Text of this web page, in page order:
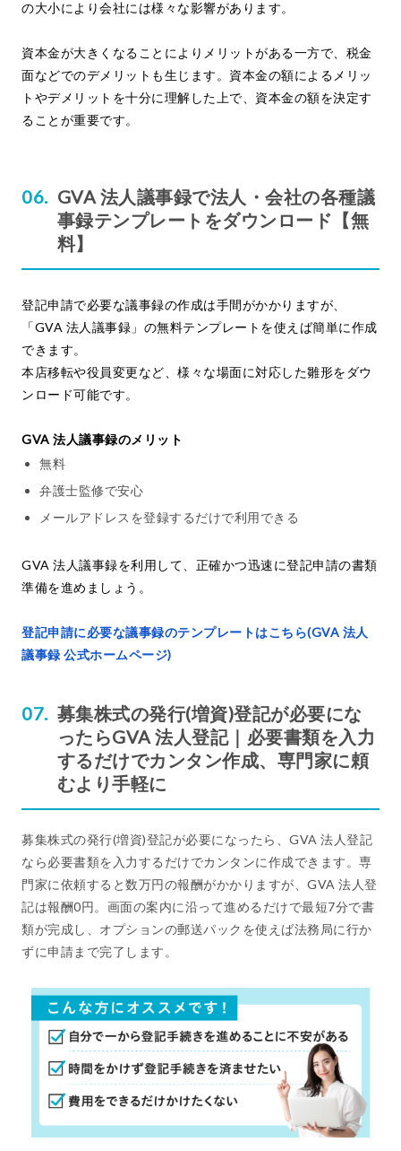
の大小により会社には様々な影響があります。
資本金が大きくなることによりメリットがある一方で、税金
面などでのデメリットも生じます。資本金の額によるメリッ
トやデメリットを十分に理解した上で、資本金の額を決定す
ることが重要です。
GVA 法人議事録で法人・会社の各種議
事録テンプレートをダウンロード【無
料】
登記申請で必要な議事録の作成は手間がかかりますが、
「GVA 法人議事録」の無料テンプレートを使えば簡単に作成
できます。
本店移転や役員変更など、様々な場面に対応した雛形をダウ
ンロード可能です。
GVA 法人議事録のメリット
無料
弁護士監修で安心
メールアドレスを登録するだけで利用できる
GVA 法人議事録を利用して、正確かつ迅速に登記申請の書類
準備を進めましょう。
登記申請に必要な議事録のテンプレートはこちら(GVA 法人
議事録 公式ホームページ)
募集株式の発行(増資)登記が必要にな
ったらGVA 法人登記｜必要書類を入力
するだけでカンタン作成、専門家に頼
むより手軽に
募集株式の発行(増資)登記が必要になったら、GVA 法人登記
なら必要書類を入力するだけでカンタンに作成できます。専
門家に依頼すると数万円の報酬がかかりますが、GVA 法人登
記は報酬0円。画面の案内に沿って進めるだけで最短7分で書
類が完成し、オプションの郵送パックを使えば法務局に行か
ずに申請まで完了します。